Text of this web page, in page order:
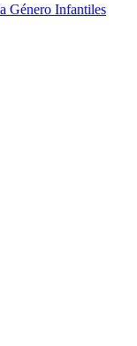
Género Infantiles